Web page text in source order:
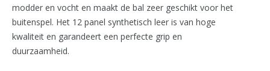
modder en vocht en maakt de bal zeer geschikt voor het
buitenspel. Het 12 panel synthetisch leer is van hoge
kwaliteit en garandeert een perfecte grip en
duurzaamheid.